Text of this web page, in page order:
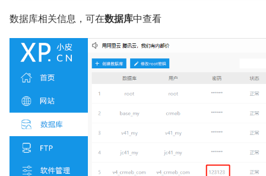
数据库相关信息，可在数据库中查看